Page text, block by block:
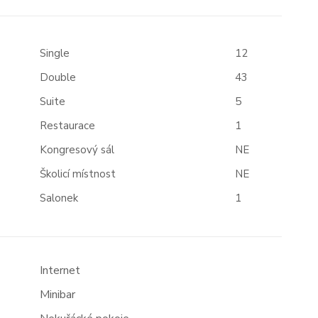
Single
12
Double
43
Suite
5
Restaurace
1
Kongresový sál
NE
Školicí místnost
NE
Salonek
1
Internet
Minibar